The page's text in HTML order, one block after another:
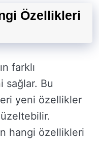
Özellikleri
farklı
sağlar. Bu
yeni özellikler
hangi özellikleri